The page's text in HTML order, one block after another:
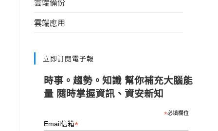
雲端應用
立即訂閱電子報
時事。趨勢。知識 幫你補充大腦能
量 隨時掌握資訊、資安新知
*必填欄位
Email信箱*